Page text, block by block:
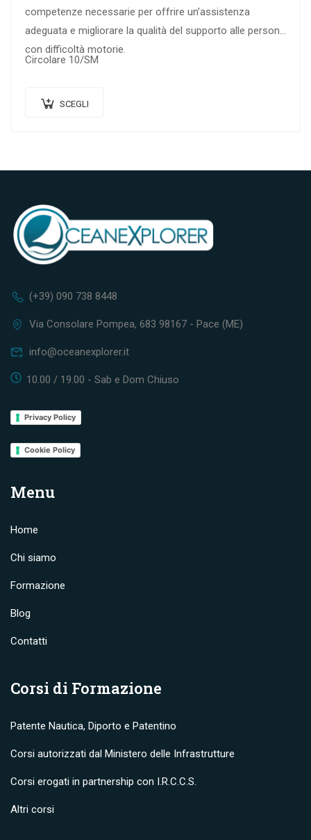
competenze necessarie per offrire un’assistenza
adeguata e migliorare la qualità del supporto alle persone
con difficoltà motorie.
Circolare 10/SM
SCEGLI
(+39) 090 738 8448
Via Consolare Pompea, 683 98167 - Pace (ME)
info@oceanexplorer.it
10.00 / 19.00 - Sab e Dom Chiuso
Privacy Policy
Cookie Policy
Menu
Home
Chi siamo
Formazione
Blog
Contatti
Corsi di Formazione
Patente Nautica, Diporto e Patentino
Corsi autorizzati dal Ministero delle Infrastrutture
Corsi erogati in partnership con I.R.C.C.S.
Altri corsi